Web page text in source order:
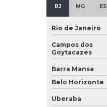
RJ MG ES
Rio de Janeiro
Campos dos
Goytacazes
Barra Mansa
Belo Horizonte
Uberaba